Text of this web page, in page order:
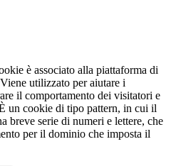
è associato alla piattaforma di
utilizzato per aiutare i
il comportamento dei visitatori e
un cookie di tipo pattern, in cui il
breve serie di numeri e lettere, che
per il dominio che imposta il